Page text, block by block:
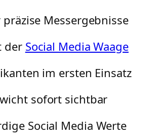
Messergebnisse
der Social Media Waage
im ersten Einsatz
sofort sichtbar
Social Media Werte